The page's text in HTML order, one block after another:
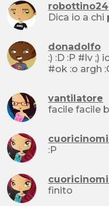
robottino24
Dica io a chi
donadolfo
:) :D :P #lv ;) ioo grr :( boo :Oo argh :o #ok
vantilatore
:P
finito